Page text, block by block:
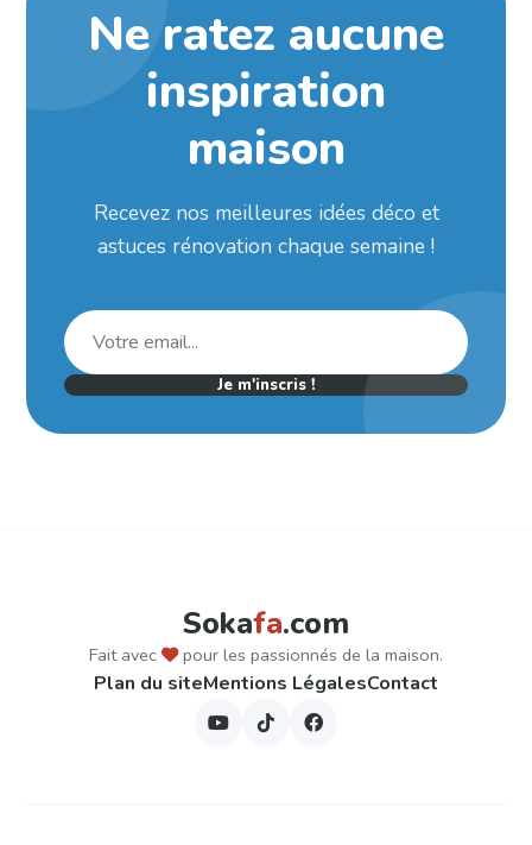
Ne ratez aucune
inspiration
maison
Recevez nos meilleures idées déco et
astuces rénovation chaque semaine !
Je m'inscris !
Sokafa.com
Fait avec pour les passionnés de la maison.
Plan du siteMentions LégalesContact